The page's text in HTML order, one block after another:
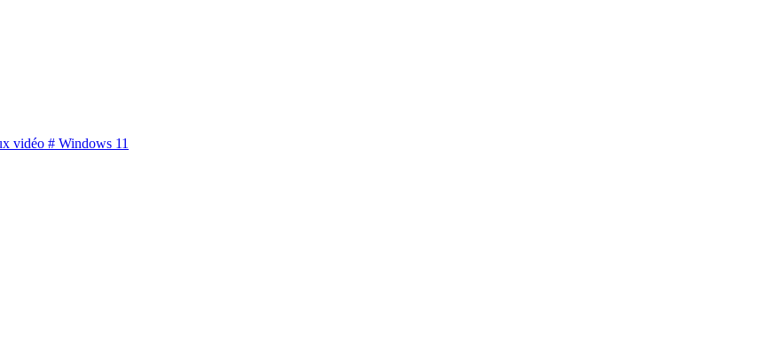
vidéo # Windows 11